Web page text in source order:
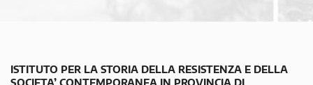
ISTITUTO PER LA STORIA DELLA RESISTENZA E DELLA